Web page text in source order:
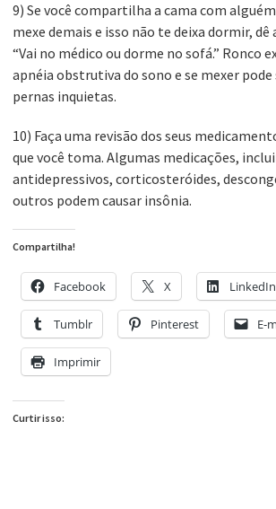
9) Se você compartilha a cama com
mexe demais e isso não te deixa dormir,
“Vai no médico ou dorme no sofá.” Ronco
apnéia obstrutiva do sono e se mexer pode
pernas inquietas.
10) Faça uma revisão dos seus
que você toma. Algumas medicações,
antidepressivos, corticosteróides,
outros podem causar insônia.
Compartilha!
Facebook X LinkedIn
Tumblr Pinterest E-
Imprimir
Curtir isso: